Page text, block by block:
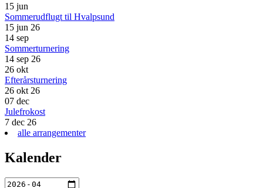
15 jun
Sommerudflugt til Hvalpsund
15 jun 26
14 sep
Sommerturnering
14 sep 26
26 okt
Efterårsturnering
26 okt 26
07 dec
Julefrokost
7 dec 26
alle arrangementer
Kalender